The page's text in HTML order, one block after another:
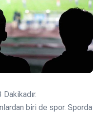
Dakikadır.
biri de spor. Sporda